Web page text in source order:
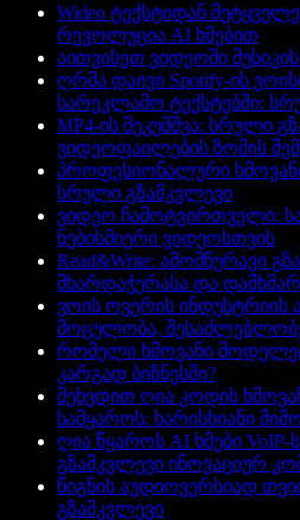
Wideo ტექსტიდან
რევოლუცია AI ხმებით
აითვისეთ ვიდეოში
ღრმა დაივი Spotify-ის
სარეკლამო ტექსტებში:
MP4-ის შეკუმშვა: სრული
ვიდეოფაილების ზომის
პროფესიონალური
სრული გზამკვლევი
ვიდეო ჩამოტვირთველი:
ნებისმიერი ვიდეოსთვის
Read&Write: ამომწურავი
მხარდაჭერასა და
ვოის ოვერის ინდუსტრიის
მოცულობა,
რომელი ხმოვანი
კარგად ბიზნესში?
შეხვდით ღია კოდის
სამყაროს: ხარისხიანი
ღია წყაროს AI ხმები
გზამკვლევი ინოვაციურ
წიგნის აუდიოვერსიად
გზამკვლევი